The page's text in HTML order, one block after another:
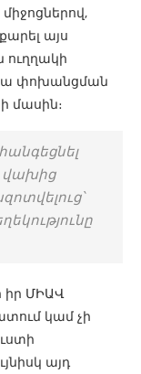
այս
ուղղակի
փոխանցման
մասին։
վախից
իր ՄԻԱՎ
կամ չի
այդ